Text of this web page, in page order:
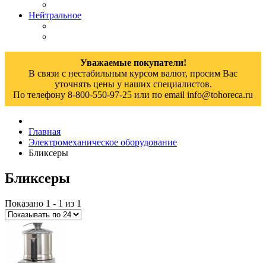
Нейтральное
Уважаемые покупатели!
В связи с нестабильным курсом валют, просим Вас
уточнять цены у наших специалистов.
По телефону 8-800-550-97-25 или по email info@tohoreca.ru
Главная
Электромеханическое оборудование
Бликсеры
Бликсеры
Показано 1 - 1 из 1